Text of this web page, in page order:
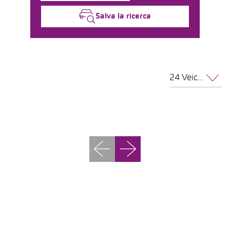
Salva la ricerca
24 Veicoli per pagina